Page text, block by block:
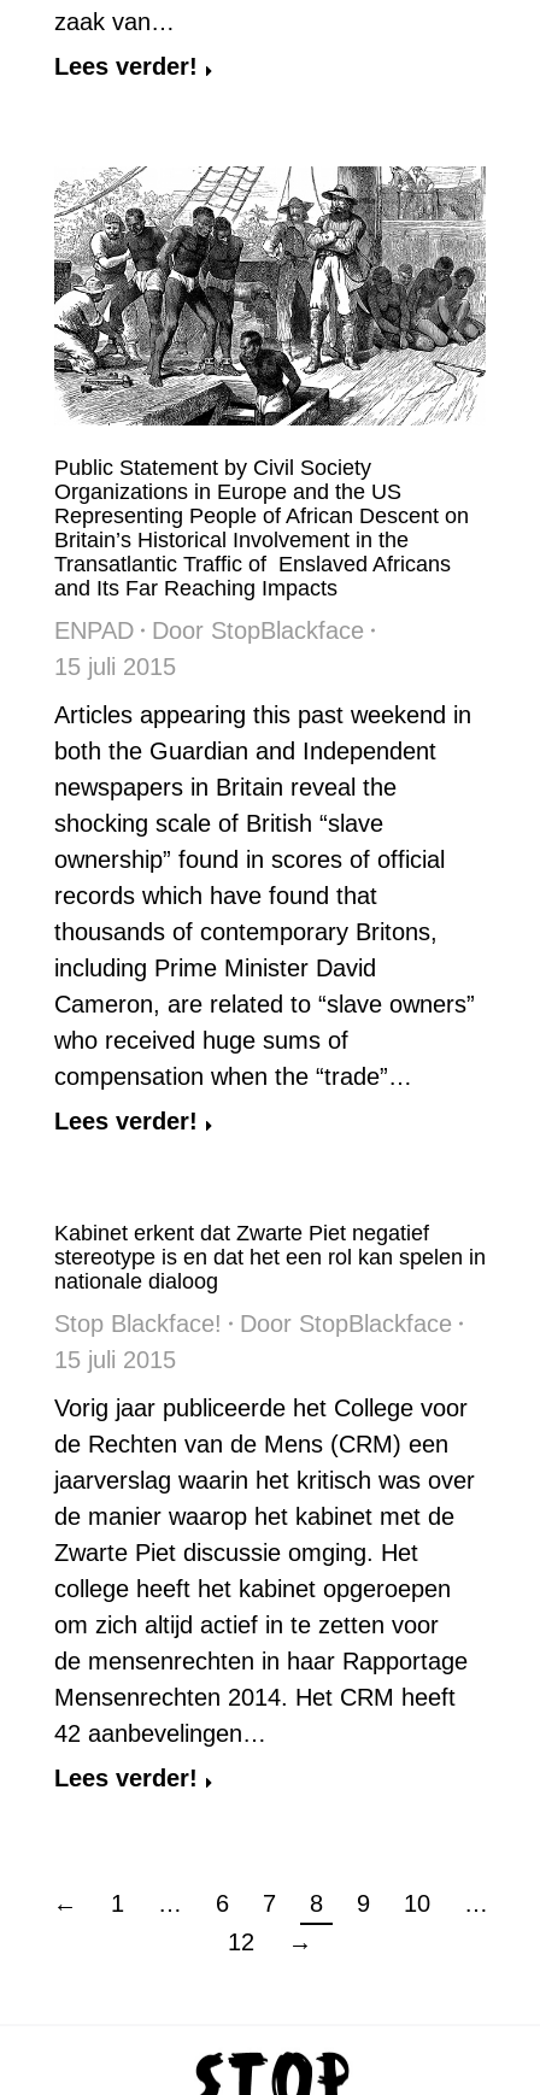
zaak van…
Lees verder!
Public Statement by Civil Society
Organizations in Europe and the US
Representing People of African Descent on
Britain’s Historical Involvement in the
Transatlantic Traffic of Enslaved Africans
and Its Far Reaching Impacts
ENPAD Door StopBlackface
15 juli 2015
Articles appearing this past weekend in
both the Guardian and Independent
newspapers in Britain reveal the
shocking scale of British “slave
ownership” found in scores of official
records which have found that
thousands of contemporary Britons,
including Prime Minister David
Cameron, are related to “slave owners”
who received huge sums of
compensation when the “trade”…
Lees verder!
Kabinet erkent dat Zwarte Piet negatief
stereotype is en dat het een rol kan spelen in
nationale dialoog
Stop Blackface! Door StopBlackface
15 juli 2015
Vorig jaar publiceerde het College voor
de Rechten van de Mens (CRM) een
jaarverslag waarin het kritisch was over
de manier waarop het kabinet met de
Zwarte Piet discussie omging. Het
college heeft het kabinet opgeroepen
om zich altijd actief in te zetten voor
de mensenrechten in haar Rapportage
Mensenrechten 2014. Het CRM heeft
42 aanbevelingen…
Lees verder!
← 1 … 6 7 8 9 10
…
12
→